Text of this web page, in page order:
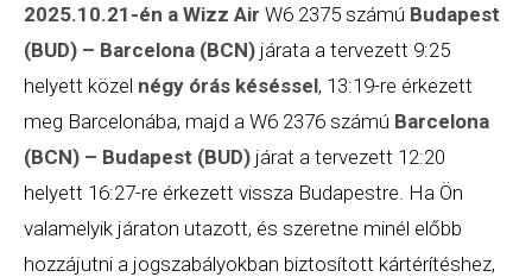
2025.10.21-én a Wizz Air W6 2375 számú Budapest
(BUD) – Barcelona (BCN) járata a tervezett 9:25
helyett közel négy órás késéssel, 13:19-re érkezett
meg Barcelonába, majd a W6 2376 számú Barcelona
(BCN) – Budapest (BUD) járat a tervezett 12:20
helyett 16:27-re érkezett vissza Budapestre. Ha Ön
valamelyik járaton utazott, és szeretne minél előbb
hozzájutni a jogszabályokban biztosított kártérítéshez,